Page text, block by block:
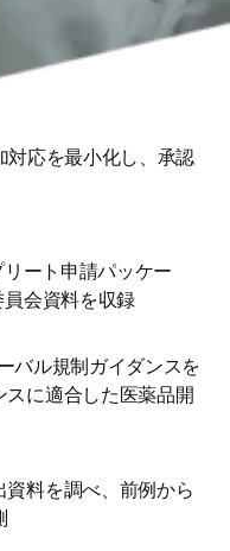
対応を最小化し、承認
ート申請パッケー
員会資料を収録
バル規制ガイダンスを
に適合した医薬品開
料を調べ、前例から